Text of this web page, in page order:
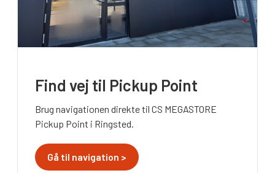
Find vej til Pickup Point
Brug navigationen direkte til CS MEGASTORE
Pickup Point i Ringsted.
Gå til navigation >